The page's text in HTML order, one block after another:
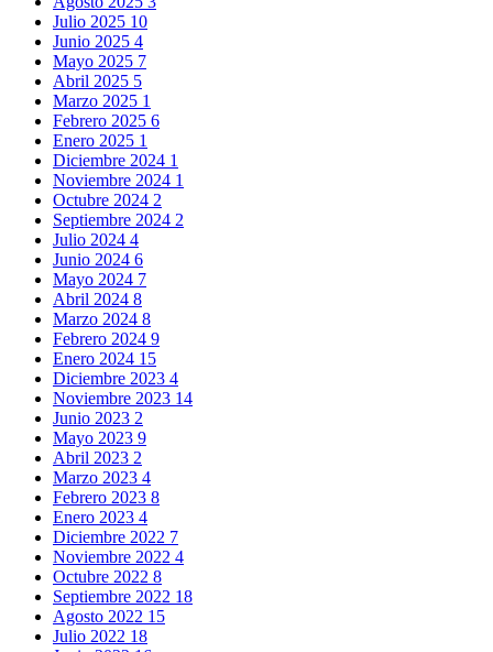
Julio 2025 10
Junio 2025 4
Mayo 2025 7
Abril 2025 5
Marzo 2025 1
Febrero 2025 6
Enero 2025 1
Diciembre 2024 1
Noviembre 2024 1
Octubre 2024 2
Septiembre 2024 2
Julio 2024 4
Junio 2024 6
Mayo 2024 7
Abril 2024 8
Marzo 2024 8
Febrero 2024 9
Enero 2024 15
Diciembre 2023 4
Noviembre 2023 14
Junio 2023 2
Mayo 2023 9
Abril 2023 2
Marzo 2023 4
Febrero 2023 8
Enero 2023 4
Diciembre 2022 7
Noviembre 2022 4
Octubre 2022 8
Septiembre 2022 18
Agosto 2022 15
Julio 2022 18